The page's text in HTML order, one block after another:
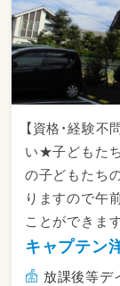
【資格・経験
い★子どもた
の子どもたち
りますので午
ことができます
キャプテン
放課後等デ